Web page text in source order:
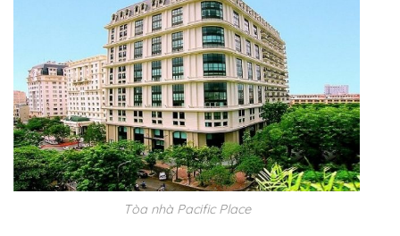
Tòa nhà Pacific Place